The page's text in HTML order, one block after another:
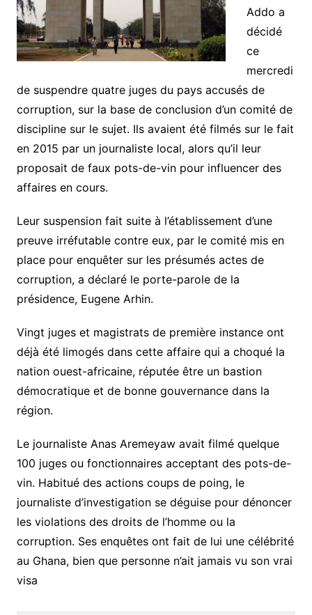
Addo a
décidé
ce
mercredi
de suspendre quatre juges du pays accusés de
corruption, sur la base de conclusion d’un comité de
discipline sur le sujet. Ils avaient été filmés sur le fait
en 2015 par un journaliste local, alors qu’il leur
proposait de faux pots-de-vin pour influencer des
affaires en cours.
Leur suspension fait suite à l’établissement d’une
preuve irréfutable contre eux, par le comité mis en
place pour enquêter sur les présumés actes de
corruption, a déclaré le porte-parole de la
présidence, Eugene Arhin.
Vingt juges et magistrats de première instance ont
déjà été limogés dans cette affaire qui a choqué la
nation ouest-africaine, réputée être un bastion
démocratique et de bonne gouvernance dans la
région.
Le journaliste Anas Aremeyaw avait filmé quelque
100 juges ou fonctionnaires acceptant des pots-de-
vin. Habitué des actions coups de poing, le
journaliste d’investigation se déguise pour dénoncer
les violations des droits de l’homme ou la
corruption. Ses enquêtes ont fait de lui une célébrité
au Ghana, bien que personne n’ait jamais vu son vrai
visa